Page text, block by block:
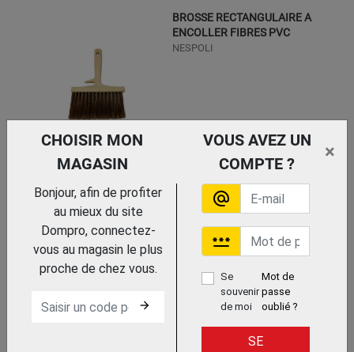
BROSSE RECTANGULAIRE A
ENCOLLER FIBRES PVC
NESPOLI
Trouvez le chez votre adhérent
SAC DE TRANSPORT
ZIPWALL ZIP-CB1
ZIPWALL
CHOISIR MON
MAGASIN
VOUS AVEZ UN
COMPTE ?
×
Bonjour, afin de profiter
au mieux du site
Dompro, connectez-
vous au magasin le plus
proche de chez vous.
arrow_forward
alternate_email
password
Se
souvenir
de moi
Mot de
passe
oublié ?
SE